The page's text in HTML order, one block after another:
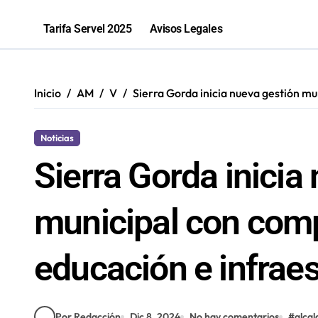
Tarifa Servel 2025 Avisos Legales
Inicio AM V Sierra Gorda inicia nueva gestión
Noticias
Sierra Gorda inicia
municipal con
educación e